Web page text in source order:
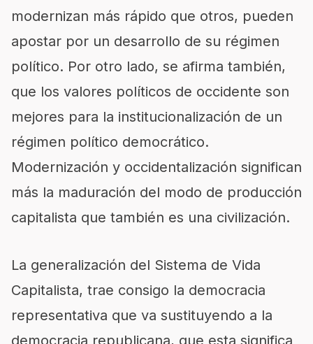
modernizan más rápido que otros, pueden
apostar por un desarrollo de su régimen
político. Por otro lado, se afirma también,
que los valores políticos de occidente son
mejores para la institucionalización de un
régimen político democrático.
Modernización y occidentalización significan
más la maduración del modo de producción
capitalista que también es una civilización.
La generalización del Sistema de Vida
Capitalista, trae consigo la democracia
representativa que va sustituyendo a la
democracia republicana, que esta significa